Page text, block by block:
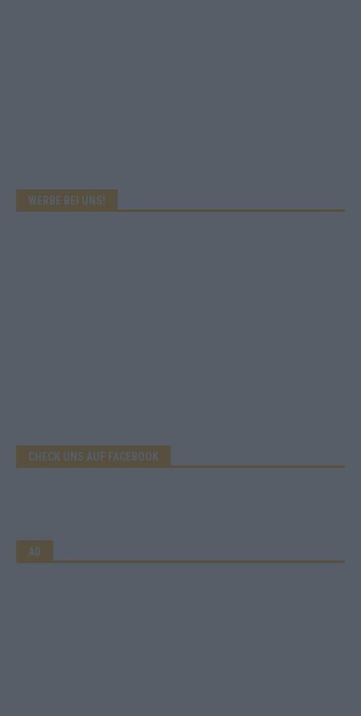
WERBE BEI UNS!
CHECK UNS AUF FACEBOOK
AD